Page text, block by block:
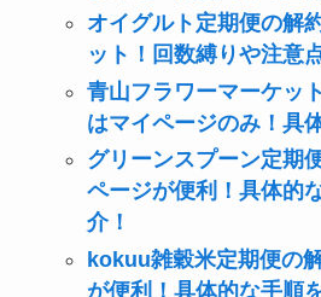
オイグルト定期便の解
ット！回数縛りや注意
青山フラワーマーケッ
はマイページのみ！具
グリーンスプーン定期
ページが便利！具体的
介！
kokuu雑穀米定期便の
が便利！具体的な手順